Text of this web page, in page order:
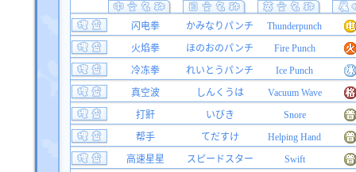
闪电拳 かみなりパンチ
Thunderpunch
火焰拳
ほのおのパンチ
Fire Punch
冷冻拳
れいとうパンチ
Ice Punch
真空波
しんくうは
Vacuum Wave
打鼾
いびき
Snore
帮手
てだすけ
Helping Hand
高速星星
スピードスター
Swift